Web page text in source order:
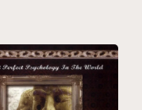
定。」這是拳王阿
低於其他冠軍）。
這是蘋果創辦人賈
金肯讓封面照片慘
，他就寫什麼